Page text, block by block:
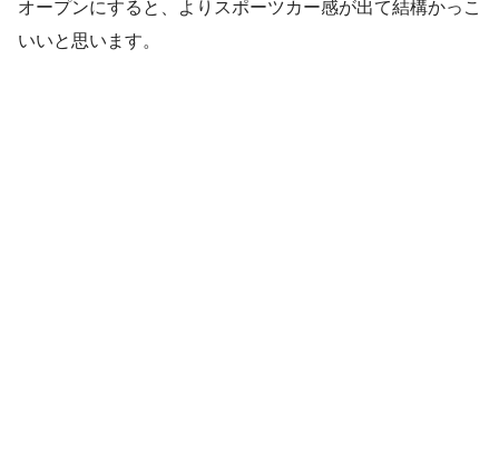
オープンにすると、よりスポーツカー感が出て結構かっこ
いいと思います。